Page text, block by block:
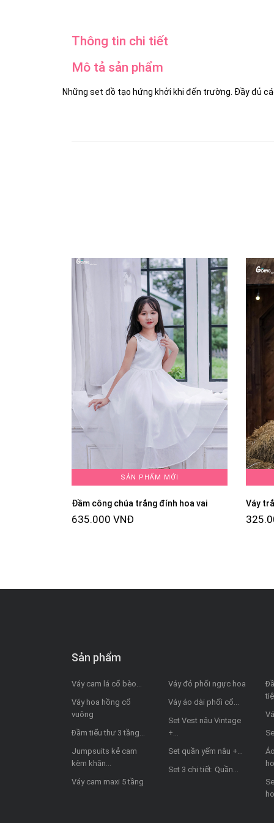
Thông tin chi tiết
Mô tả sản phẩm
Những set đồ tạo hứng khởi khi đến trường. Đầy đủ
SẢN PHẨM MỚI
Đầm công chúa trắng đính hoa vai
635.000 VNĐ
Váy
Sản phẩm
Váy cam lá cổ bèo...
Váy hoa hồng cổ
vuông
Đầm tiểu thư 3 tầng...
Jumpsuits kẻ cam
kèm khăn...
Váy cam maxi 5 tầng
Váy đỏ phối ngực hoa
Váy áo dài phối cổ...
Set Vest nâu Vintage
+...
Set quần yếm nâu +...
Set 3 chi tiết: Quần...